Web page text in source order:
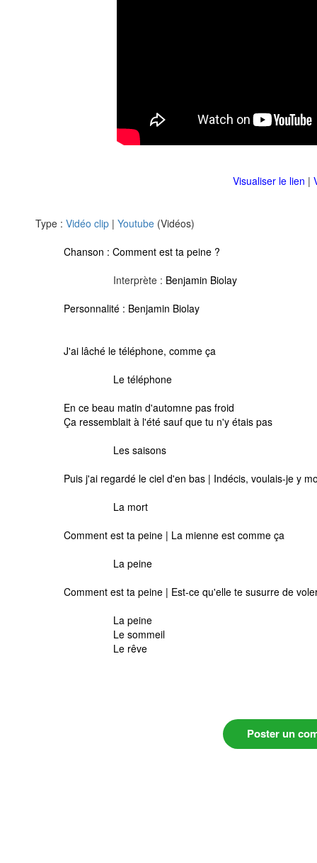
Visualiser le lien |
Type : Vidéo clip | Youtube (Vidéos)
Chanson : Comment est ta peine ?
Interprète : Benjamin Biolay
Personnalité : Benjamin Biolay
J'ai lâché le téléphone, comme ça
Le téléphone
En ce beau matin d'automne pas froid
Ça ressemblait à l'été sauf que tu n'y étais pas
Les saisons
Puis j'ai regardé le ciel d'en bas | Indécis, voulais-je y
La mort
Comment est ta peine | La mienne est comme ça
La peine
Comment est ta peine | Est-ce qu'elle te susurre de
La peine
Le sommeil
Le rêve
Poster un